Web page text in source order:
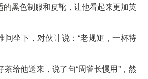
的黑色制服和皮靴，让他看起来更加英
间坐下，对伙计说：“老规矩，一杯特
茶给他送来，说了句“周警长慢用”，然